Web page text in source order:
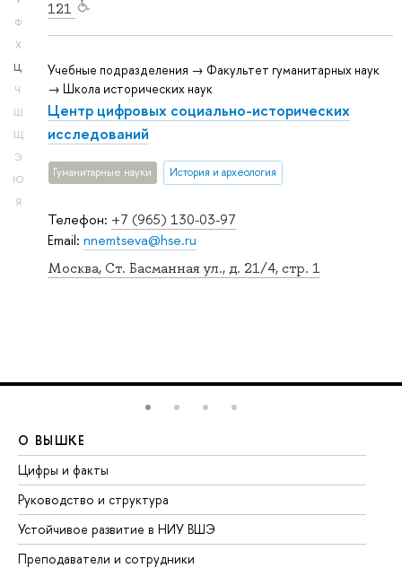
Ф
Х
Ц
Ч
Ш
Щ
Э
Ю
Я
121
Телефон: +7 (965) 130-03-97
Email: nnemtseva@hse.ru
Москва, Ст. Басманная ул., д. 21/4, стр. 1
Учебные подразделения → Факультет гуманитарных наук
→ Школа исторических наук
Центр цифровых социально-исторических
исследований
Гуманитарные науки История и археология
О ВЫШКЕ
Цифры и факты
Руководство и структура
Устойчивое развитие в НИУ ВШЭ
Преподаватели и сотрудники